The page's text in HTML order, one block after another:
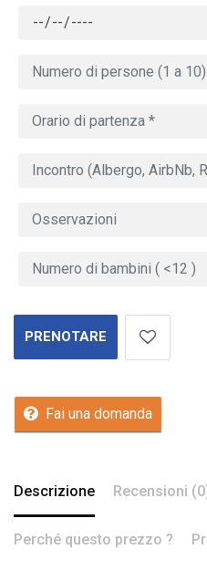
PRENOTARE
Fai una domanda
Descrizione Recensioni
Perché questo prezzo ?